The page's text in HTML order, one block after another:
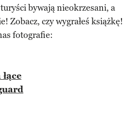
bywają nieokrzesani, a
Zobacz, czy wygrałeś książkę!
fotografie: